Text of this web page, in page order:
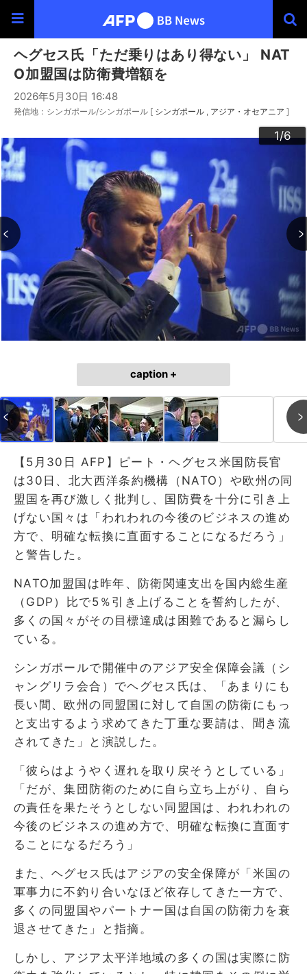
ヘグセス氏「ただ乗りはあり得ない」 NAT
O加盟国は防衛費増額を
2026年5月30日 16:48
発信地：シンガポール/シンガポール [ シンガポール アジア・オセアニア ]
1/6
2/6
3/6
4/6
5/6
6/6
caption +
【5月30日 AFP】ピート・ヘグセス米国防長官
は30日、北大西洋条約機構（NATO）や欧州の同
盟国を再び激しく批判し、国防費を十分に引き上
げない国々は「われわれの今後のビジネスの進め
方で、明確な転換に直面することになるだろう」
と警告した。
NATO加盟国は昨年、防衛関連支出を国内総生産
（GDP）比で5％引き上げることを誓約したが、
多くの国々がその目標達成は困難であると漏らし
ている。
シンガポールで開催中のアジア安全保障会議（シ
ャングリラ会合）でヘグセス氏は、「あまりにも
長い間、欧州の同盟国に対して自国の防衛にもっ
と支出するよう求めてきた丁重な要請は、聞き流
されてきた」と演説した。
「彼らはようやく遅れを取り戻そうとしている」
「だが、集団防衛のために自ら立ち上がり、自ら
の責任を果たそうとしない同盟国は、われわれの
今後のビジネスの進め方で、明確な転換に直面す
ることになるだろう」
また、ヘグセス氏はアジアの安全保障が「米国の
軍事力に不釣り合いなほど依存してきた一方で、
多くの同盟国やパートナー国は自国の防衛力を衰
退させてきた」と指摘。
しかし、アジア太平洋地域の多くの国は実際に防